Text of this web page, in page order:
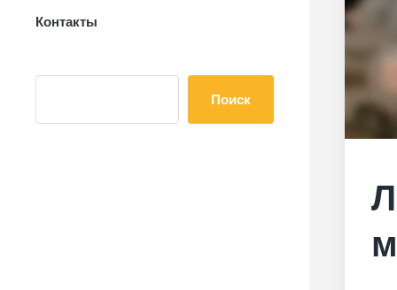
Контакты
Поиск